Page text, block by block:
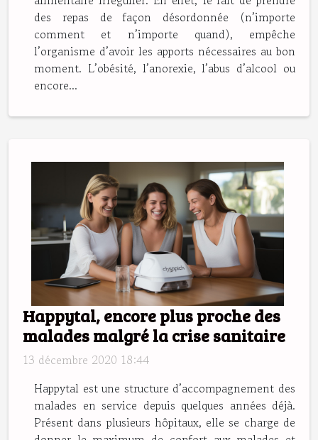
des repas de façon désordonnée (n’importe
comment et n’importe quand), empêche
l’organisme d’avoir les apports nécessaires au bon
moment. L’obésité, l’anorexie, l’abus d’alcool ou
encore...
Happytal, encore plus proche des
malades malgré la crise sanitaire
13 décembre 2020 18:44
Happytal est une structure d’accompagnement des
malades en service depuis quelques années déjà.
Présent dans plusieurs hôpitaux, elle se charge de